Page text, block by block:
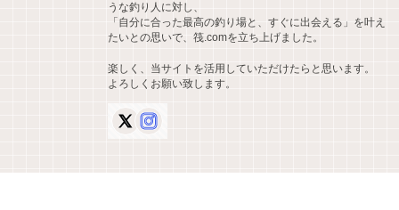
うな釣り人に対し、
「自分に合った最高の釣り場と、すぐに出会える」を叶え
たいとの思いで、筏.comを立ち上げました。
楽しく、当サイトを活用していただけたらと思います。
よろしくお願い致します。